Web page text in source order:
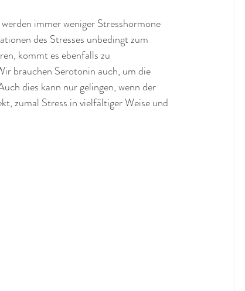
immer weniger Stresshormone
des Stresses unbedingt zum
kommt es ebenfalls zu
brauchen Serotonin auch, um die
dies kann nur gelingen, wenn der
zumal Stress in vielfältiger Weise und